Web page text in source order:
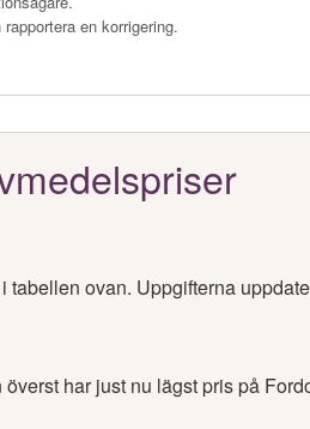
en korrigering.
ovan. Uppgifterna
har just nu lägst pris på